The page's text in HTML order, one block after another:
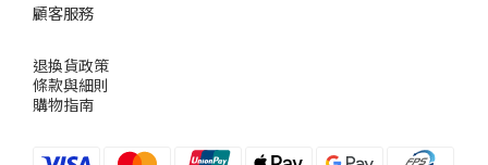
顧客服務
退換貨政策
條款與細則
購物指南